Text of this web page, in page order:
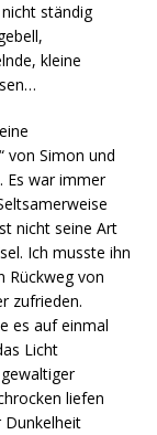
ständig
kleine
von Simon und
Es war immer
nicht seine Art
Ich musste ihn
Rückweg von
zufrieden.
es auf einmal
Licht
liefen
Dunkelheit